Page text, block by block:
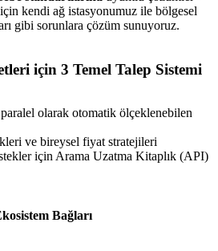
için kendi ağ istasyonumuz ile bölgesel
gibi sorunlara çözüm sunuyoruz.
için 3 Temel Talep Sistemi
olarak otomatik ölçeklenebilen
ve bireysel fiyat stratejileri
için Arama Uzatma Kitaplık (API)
Bağları